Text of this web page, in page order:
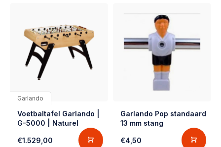
Garlando
Voetbaltafel Garlando |
G-5000 | Naturel
€1.529,00
Garlando Pop standaard
13 mm stang
€4,50